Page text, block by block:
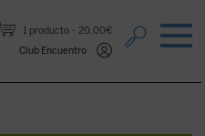
1 producto
20,00€
Club Encuentro